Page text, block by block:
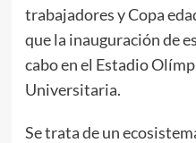
trabajadores y Copa
que la inauguración de
cabo en el Estadio
Universitaria.
Se trata de un